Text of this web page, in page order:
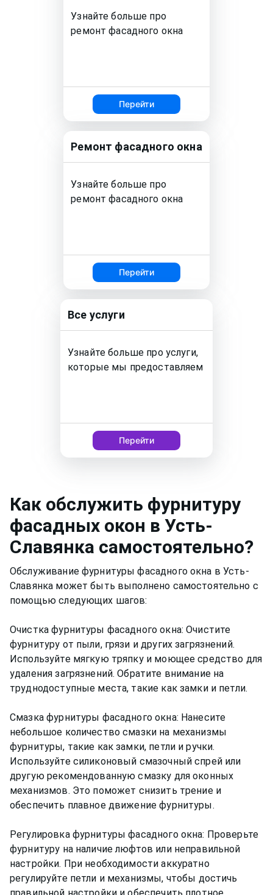
Узнайте больше про
ремонтфасадного окна
Перейти
Ремонт фасадного окна
Узнайте больше про
ремонтфасадного окна
Перейти
Все услуги
Узнайте больше про услуги,
которые мы предоставляем
Перейти
Как обслужить фурнитуру
фасадных окон в Усть-
Славянка самостоятельно?
Обслуживание фурнитуры фасадного окна в Усть-
Славянка может быть выполнено самостоятельно с
помощью следующих шагов:
Очистка фурнитуры фасадного окна: Очистите
фурнитуру от пыли, грязи и других загрязнений.
Используйте мягкую тряпку и моющее средство для
удаления загрязнений. Обратите внимание на
труднодоступные места, такие как замки и петли.
Смазка фурнитуры фасадного окна: Нанесите
небольшое количество смазки на механизмы
фурнитуры, такие как замки, петли и ручки.
Используйте силиконовый смазочный спрей или
другую рекомендованную смазку для оконных
механизмов. Это поможет снизить трение и
обеспечить плавное движение фурнитуры.
Регулировка фурнитуры фасадного окна: Проверьте
фурнитуру на наличие люфтов или неправильной
настройки. При необходимости аккуратно
регулируйте петли и механизмы, чтобы достичь
правильной настройки и обеспечить плотное